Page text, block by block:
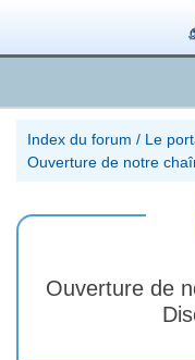
Index du forum / Le
Ouverture de notre
Ouverture de